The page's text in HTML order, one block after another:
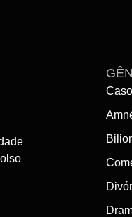
de séries de vampiro e títulos
a curtas e explorar cada
se aprofunda e as apostas